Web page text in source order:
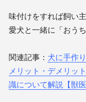
味付けをすれば飼い
愛犬と一緒に「おう
関連記事： 犬に手作
メリット・デメリッ
識について解説【獣医